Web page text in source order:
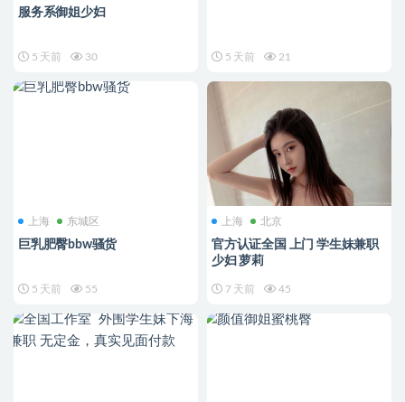
服务系御姐少妇
5 天前 30 5 天前 21
上海 东城区
巨乳肥臀bbw骚货
5 天前 55
上海 北京
官方认证全国 上门 学生妹兼职
少妇 萝莉
7 天前 45